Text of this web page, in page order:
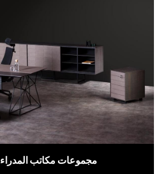
RINALDİ مجموعات مكاتب المدراء